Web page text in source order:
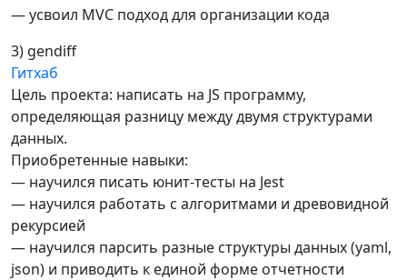
— усвоил MVC подход для организации кода
3) gendiff
Гитхаб
Цель проекта: написать на JS программу,
определяющая разницу между двумя структурами
данных.
Приобретенные навыки:
— научился писать юнит-тесты на Jest
— научился работать с алгоритмами и древовидной
рекурсией
— научился парсить разные структуры данных (yaml,
json) и приводить к единой форме отчетности